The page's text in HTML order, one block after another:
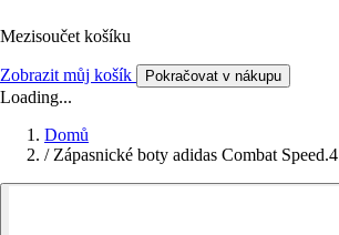
Mezisoučet košíku
Zobrazit můj košík Pokračovat v nákupu
Loading...
Domů
/ Zápasnické boty adidas Combat Speed.4